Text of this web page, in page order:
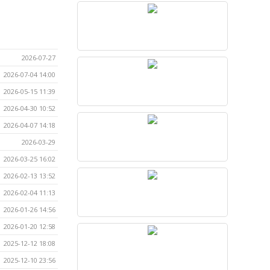
2026-07-27
2026-07-04 14:00
2026-05-15 11:39
2026-04-30 10:52
2026-04-07 14:18
2026-03-29
2026-03-25 16:02
2026-02-13 13:52
2026-02-04 11:13
2026-01-26 14:56
2026-01-20 12:58
2025-12-12 18:08
2025-12-10 23:56